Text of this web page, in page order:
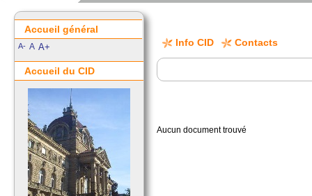
Info CID Contacts
Aucun document trouvé
Accueil général
A- A A+
Accueil du CID